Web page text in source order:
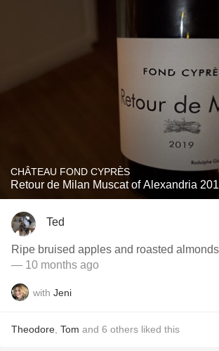
CHÂTEAU FOND CYPRÈS
Retour de Milan Muscat of Alexandria
Ted
Ripe bruised apples and roasted
— 10 months ago
with Jeni
Theodore Tom and 6 others liked this